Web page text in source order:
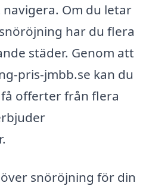
Om du letar
har du flera
städer. Genom att
pris-jmbb.se kan du
offerter från flera
snöröjning för din